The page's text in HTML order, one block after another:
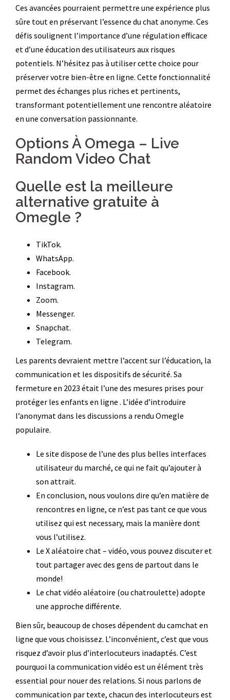
Ces avancées pourraient permettre une expérience plus
sûre tout en préservant l’essence du chat anonyme. Ces
défis soulignent l’importance d’une régulation efficace
et d’une éducation des utilisateurs aux risques
potentiels. N’hésitez pas à utiliser cette choice pour
préserver votre bien-être en ligne. Cette fonctionnalité
permet des échanges plus riches et pertinents,
transformant potentiellement une rencontre aléatoire
en une conversation passionnante.
Options À Omega – Live
Random Video Chat
Quelle est la meilleure
alternative gratuite à
Omegle ?
TikTok.
WhatsApp.
Facebook.
Instagram.
Zoom.
Messenger.
Snapchat.
Telegram.
Les parents devraient mettre l’accent sur l’éducation, la
communication et les dispositifs de sécurité. Sa
fermeture en 2023 était l’une des mesures prises pour
protéger les enfants en ligne . L’idée d’introduire
l’anonymat dans les discussions a rendu Omegle
populaire.
Le site dispose de l’une des plus belles interfaces
utilisateur du marché, ce qui ne fait qu’ajouter à
son attrait.
En conclusion, nous voulons dire qu’en matière de
rencontres en ligne, ce n’est pas tant ce que vous
utilisez qui est necessary, mais la manière dont
vous l’utilisez.
Le X aléatoire chat – vidéo, vous pouvez discuter et
tout partager avec des gens de partout dans le
monde!
Le chat vidéo aléatoire (ou chatroulette) adopte
une approche différente.
Bien sûr, beaucoup de choses dépendent du camchat en
ligne que vous choisissez. L’inconvénient, c’est que vous
risquez d’avoir plus d’interlocuteurs inadaptés. C’est
pourquoi la communication vidéo est un élément très
essential pour nouer des relations. Si nous parlons de
communication par texte, chacun des interlocuteurs est